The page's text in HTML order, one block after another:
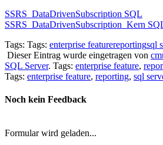
SSRS_DataDrivenSubscription SQL
SSRS_DataDrivenSubscription_Kern
Tags: Tags: enterprise featurereportingsql
Dieser Eintrag wurde eingetragen von
SQL Server. Tags: enterprise feature,
Tags: enterprise feature, reporting, sql
Noch kein Feedback
Formular wird geladen...